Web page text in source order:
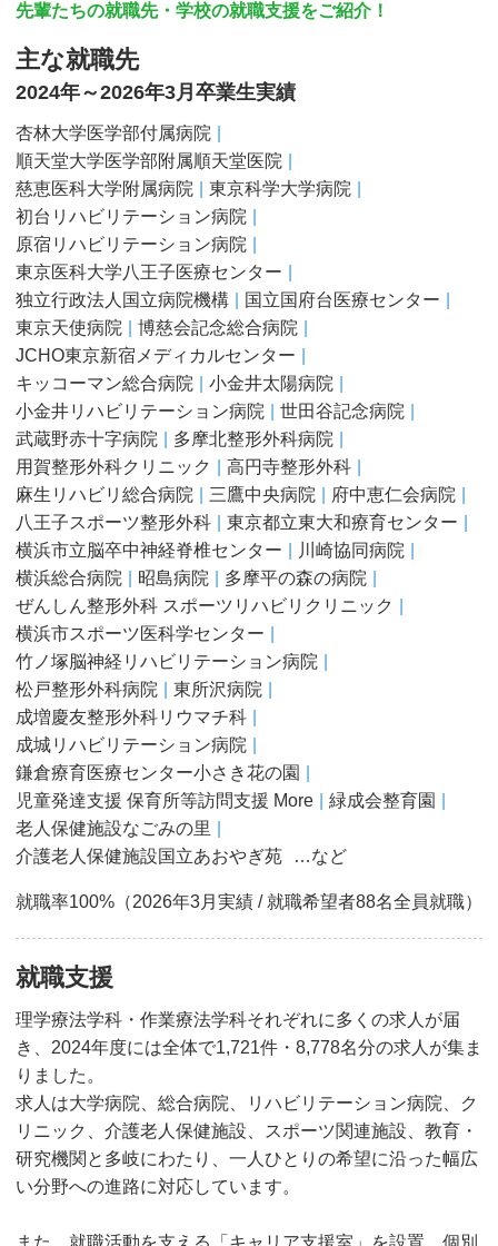
先輩たちの就職先・学校の就職支援をご紹介！
主な就職先
2024年～2026年3月卒業生実績
杏林大学医学部付属病院
順天堂大学医学部附属順天堂医院
慈恵医科大学附属病院
東京科学大学病院
初台リハビリテーション病院
原宿リハビリテーション病院
東京医科大学八王子医療センター
独立行政法人国立病院機構
国立国府台医療センター
東京天使病院
博慈会記念総合病院
JCHO東京新宿メディカルセンター
キッコーマン総合病院
小金井太陽病院
小金井リハビリテーション病院
世田谷記念病院
武蔵野赤十字病院
多摩北整形外科病院
用賀整形外科クリニック
高円寺整形外科
麻生リハビリ総合病院
三鷹中央病院
府中恵仁会病院
八王子スポーツ整形外科
東京都立東大和療育センター
横浜市立脳卒中神経脊椎センター
川崎協同病院
横浜総合病院
昭島病院
多摩平の森の病院
ぜんしん整形外科 スポーツリハビリクリニック
横浜市スポーツ医科学センター
竹ノ塚脳神経リハビリテーション病院
松戸整形外科病院
東所沢病院
成増慶友整形外科リウマチ科
成城リハビリテーション病院
鎌倉療育医療センター小さき花の園
児童発達支援 保育所等訪問支援 More
緑成会整育園
老人保健施設なごみの里
介護老人保健施設国立あおやぎ苑
…など
就職率100%（2026年3月実績 / 就職希望者88名全員就職）
就職支援
理学療法学科・作業療法学科それぞれに多くの求人が届
き、2024年度には全体で1,721件・8,778名分の求人が集ま
りました。
求人は大学病院、総合病院、リハビリテーション病院、ク
リニック、介護老人保健施設、スポーツ関連施設、教育・
研究機関と多岐にわたり、一人ひとりの希望に沿った幅広
い分野への進路に対応しています。
また、就職活動を支える「キャリア支援室」を設置。個別